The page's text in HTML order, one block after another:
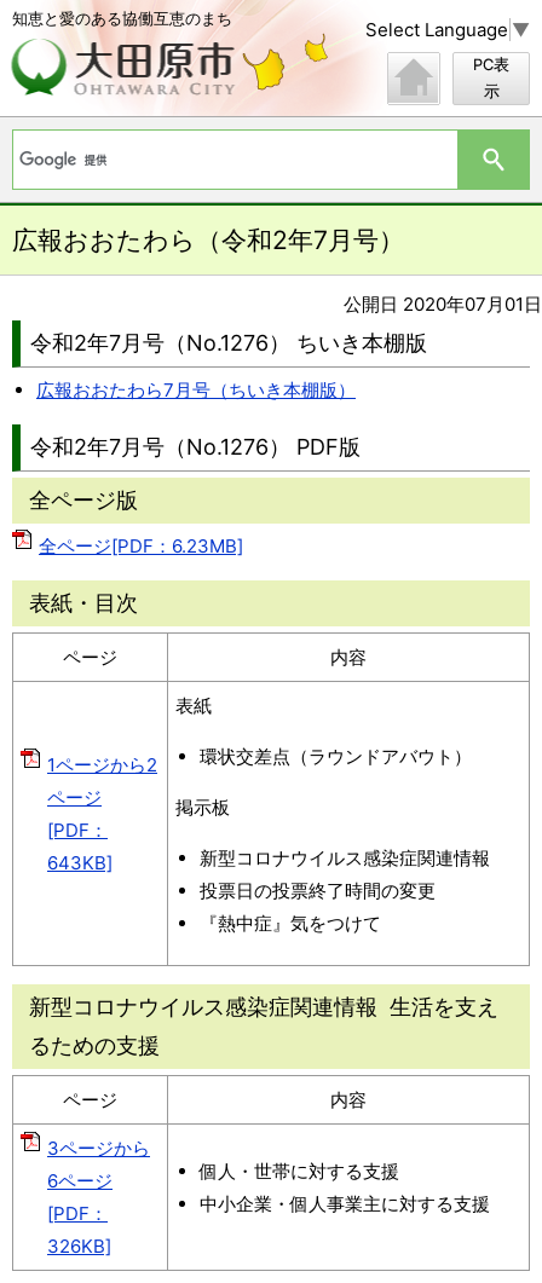
知恵と愛のある協働互恵のまち Select Language ▼
PC表
示
広報おおたわら（令和2年7月号）
公開日 2020年07月01日
令和2年7月号（No.1276） ちいき本棚版
広報おおたわら7月号（ちいき本棚版）
令和2年7月号（No.1276） PDF版
全ページ版
全ページ[PDF：6.23MB]
表紙・目次
ページ 内容
1ページから2
ページ
[PDF：
643KB]
表紙
環状交差点（ラウンドアバウト）
掲示板
新型コロナウイルス感染症関連情報
投票日の投票終了時間の変更
『熱中症』気をつけて
新型コロナウイルス感染症関連情報 生活を支え
るための支援
ページ 内容
3ページから
6ページ
[PDF：
326KB]
個人・世帯に対する支援
中小企業・個人事業主に対する支援